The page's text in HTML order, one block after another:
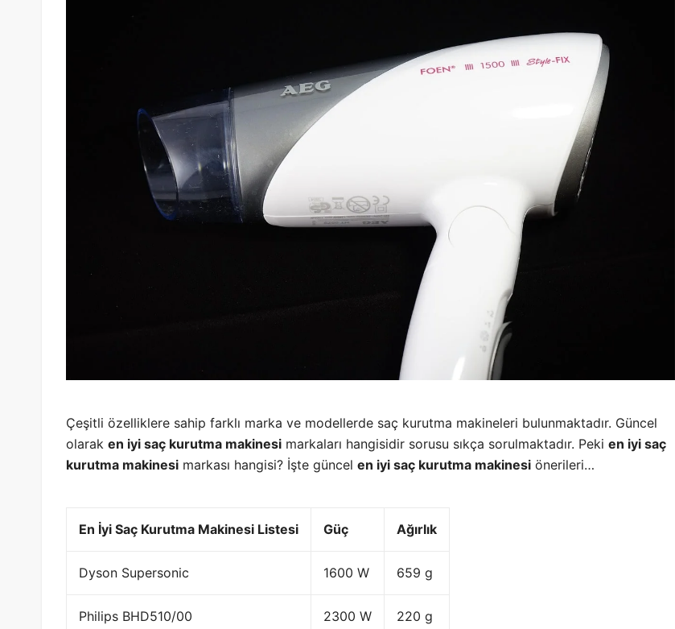
Çeşitli özelliklere sahip farklı marka ve modellerde saç kurutma makineleri bulunmaktadır. Güncel
olarak en iyi saç kurutma makinesi markaları hangisidir sorusu sıkça sorulmaktadır. Peki en iyi saç
kurutma makinesi markası hangisi? İşte güncel en iyi saç kurutma makinesi önerileri…
En İyi Saç Kurutma Makinesi Listesi Güç Ağırlık
Dyson Supersonic 1600 W 659 g
Philips BHD510/00 2300 W 220 g